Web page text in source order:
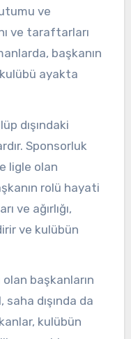
ve
ve taraftarları
başkanın
ayakta
dışındaki
Sponsorluk
ligle olan
rolü hayati
ve ağırlığı,
ve kulübün
başkanların
dışında da
kulübün